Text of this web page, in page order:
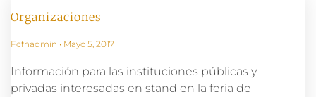
Organizaciones
Fcfnadmin Mayo 5, 2017
Información para las instituciones públicas y
privadas interesadas en stand en la feria de